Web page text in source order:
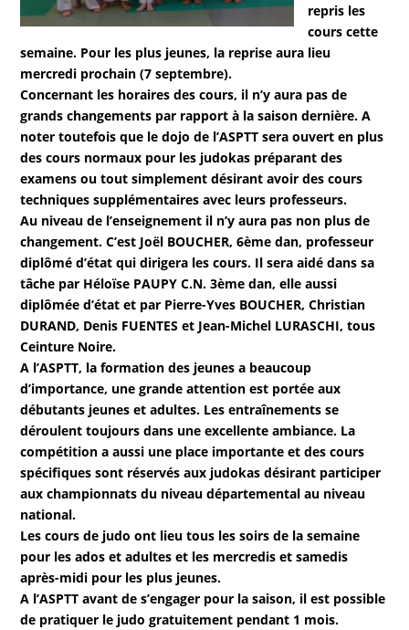
repris les
cours cette
semaine. Pour les plus jeunes, la reprise aura lieu
mercredi prochain (7 septembre).
Concernant les horaires des cours, il n’y aura pas de
grands changements par rapport à la saison dernière. A
noter toutefois que le dojo de l’ASPTT sera ouvert en plus
des cours normaux pour les judokas préparant des
examens ou tout simplement désirant avoir des cours
techniques supplémentaires avec leurs professeurs.
Au niveau de l’enseignement il n’y aura pas non plus de
changement. C’est Joël BOUCHER, 6ème dan, professeur
diplômé d’état qui dirigera les cours. Il sera aidé dans sa
tâche par Héloïse PAUPY C.N. 3ème dan, elle aussi
diplômée d’état et par Pierre-Yves BOUCHER, Christian
DURAND, Denis FUENTES et Jean-Michel LURASCHI, tous
Ceinture Noire.
A l’ASPTT, la formation des jeunes a beaucoup
d’importance, une grande attention est portée aux
débutants jeunes et adultes. Les entraînements se
déroulent toujours dans une excellente ambiance. La
compétition a aussi une place importante et des cours
spécifiques sont réservés aux judokas désirant participer
aux championnats du niveau départemental au niveau
national.
Les cours de judo ont lieu tous les soirs de la semaine
pour les ados et adultes et les mercredis et samedis
après-midi pour les plus jeunes.
A l’ASPTT avant de s’engager pour la saison, il est possible
de pratiquer le judo gratuitement pendant 1 mois.